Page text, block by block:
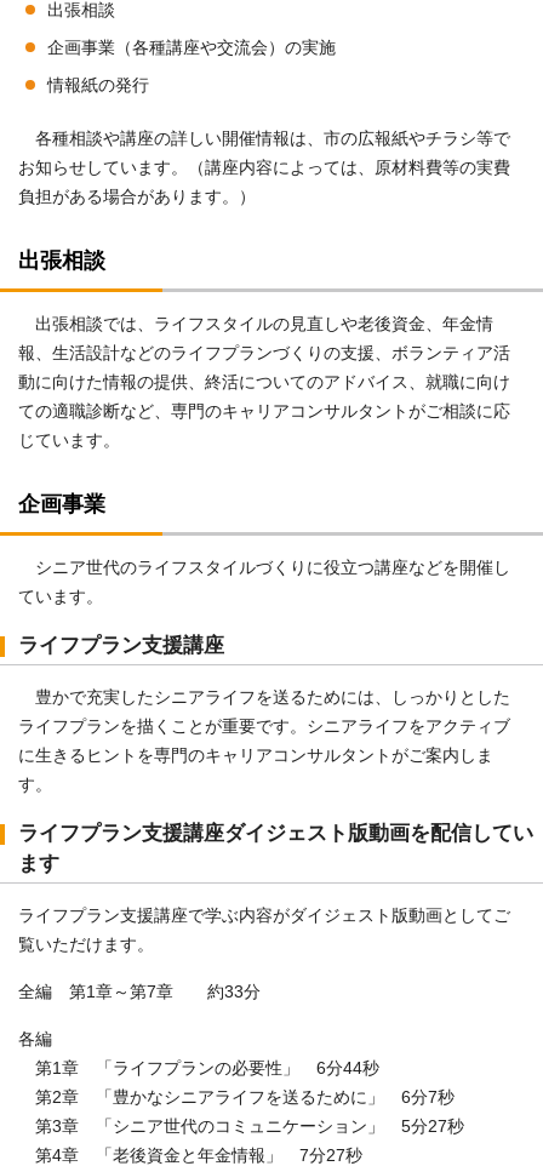
出張相談
企画事業（各種講座や交流会）の実施
情報紙の発行
各種相談や講座の詳しい開催情報は、市の広報紙やチラシ等で
お知らせしています。（講座内容によっては、原材料費等の実費
負担がある場合があります。）
出張相談
出張相談では、ライフスタイルの見直しや老後資金、年金情
報、生活設計などのライフプランづくりの支援、ボランティア活
動に向けた情報の提供、終活についてのアドバイス、就職に向け
ての適職診断など、専門のキャリアコンサルタントがご相談に応
じています。
企画事業
シニア世代のライフスタイルづくりに役立つ講座などを開催し
ています。
ライフプラン支援講座
豊かで充実したシニアライフを送るためには、しっかりとした
ライフプランを描くことが重要です。シニアライフをアクティブ
に生きるヒントを専門のキャリアコンサルタントがご案内しま
す。
ライフプラン支援講座ダイジェスト版動画を配信してい
ます
ライフプラン支援講座で学ぶ内容がダイジェスト版動画としてご
覧いただけます。
全編 第1章～第7章 約33分
各編
第1章 「ライフプランの必要性」 6分44秒
第2章 「豊かなシニアライフを送るために」 6分7秒
第3章 「シニア世代のコミュニケーション」 5分27秒
第4章 「老後資金と年金情報」 7分27秒